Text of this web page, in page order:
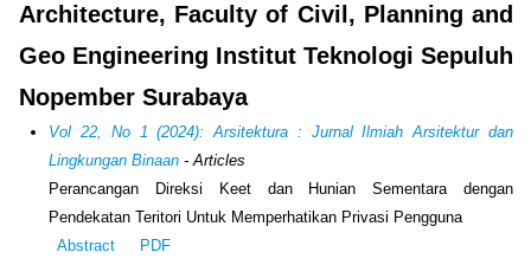
Architecture, Faculty of Civil, Planning and
Geo Engineering Institut Teknologi Sepuluh
Nopember Surabaya
Vol 22, No 1 (2024): Arsitektura : Jurnal Ilmiah Arsitektur dan
Lingkungan Binaan - Articles
Perancangan Direksi Keet dan Hunian Sementara dengan
Pendekatan Teritori Untuk Memperhatikan Privasi Pengguna
Abstract
PDF